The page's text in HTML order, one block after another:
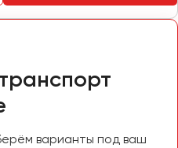
варианты под ваш